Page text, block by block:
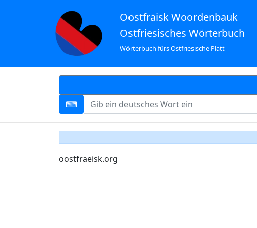
Oostfräisk Woordenbauk
Ostfriesisches Wörterbuch
Wörterbuch fürs Ostfriesische Platt
oostfraeisk.org